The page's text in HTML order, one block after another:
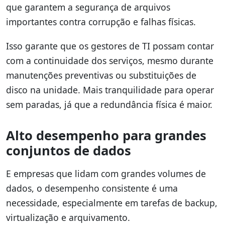
que garantem a segurança de arquivos
importantes contra corrupção e falhas físicas.
Isso garante que os gestores de TI possam contar
com a continuidade dos serviços, mesmo durante
manutenções preventivas ou substituições de
disco na unidade. Mais tranquilidade para operar
sem paradas, já que a redundância física é maior.
Alto desempenho para grandes
conjuntos de dados
E empresas que lidam com grandes volumes de
dados, o desempenho consistente é uma
necessidade, especialmente em tarefas de backup,
virtualização e arquivamento.